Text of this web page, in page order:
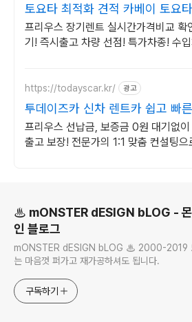
토요타 최적화 견적 카베이 토요
가차량 무료견적
프리우스 장기렌트 실시간가격비교 확
기! 즉시출고 차량 선점! 특가차종! 수입
https://todayscar.kr/ 광고
투데이즈카 신차 렌트카 쉽고 빠
라인 견적
프리우스 선납금, 보증금 0원 대기없이
출고 보장! 전문가의 1:1 맞춤 컨설팅으
♨ mONSTER dESIGN bLOG -
인 블로그
mONSTER dESIGN bLOG ♨ 2000-2019
는 마음껏 퍼가고 재가공하셔도 됩니다.
구독하기